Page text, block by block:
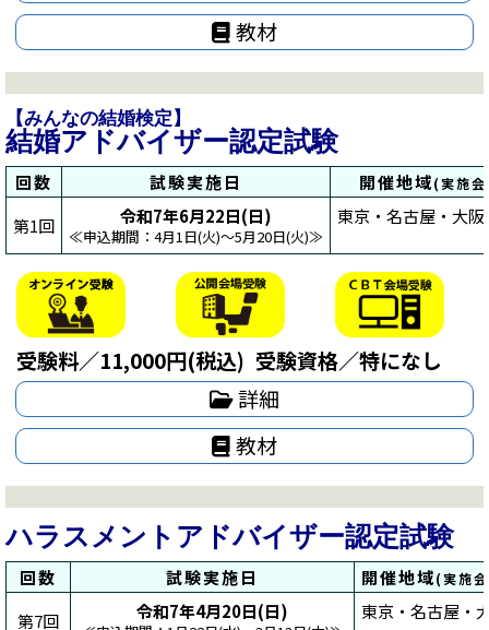
教材
【みんなの結婚検定】
結婚アドバイザー認定試験
回数 試験実施日 開催地域(実施
第1回 令和7年6月22日(日)
≪申込期間：4月1日(火)～5月20日(火)≫
東京・名古屋・大
受験料／11,000円(税込) 受験資格／特になし
詳細
教材
ハラスメントアドバイザー認定試験
回数 試験実施日 開催地域(実施
第7回 令和7年4月20日(日) 東京・名古屋・